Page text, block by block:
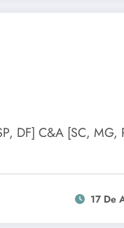
DF] C&A [SC, MG,
17 De